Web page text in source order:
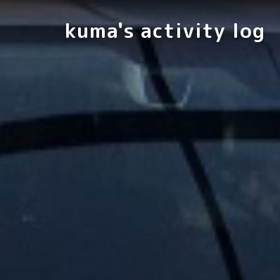
kuma's activity log